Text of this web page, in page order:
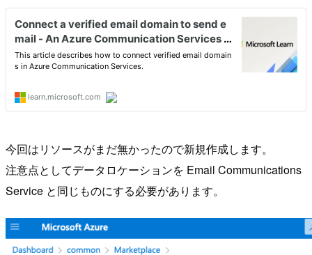
今回はリソースがまだ無かったので新規作成します。
注意点としてデータロケーションを Email Communications
Service と同じものにする必要があります。